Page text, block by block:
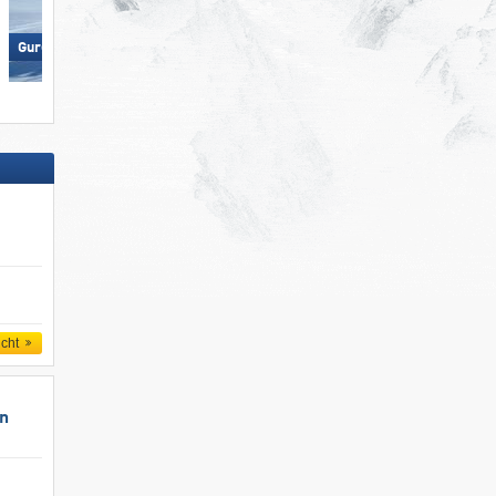
Gurgl – Obergurgl-Hochgurgl
Nauders am Reschenpass –
Bergkastel